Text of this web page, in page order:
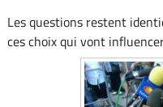
Les questions restent
ces choix qui vont